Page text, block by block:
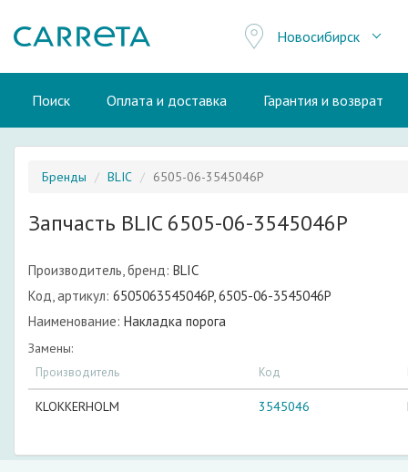
Новосибирск
Поиск Оплата и доставка Гарантия и возврат
Бренды BLIC 6505-06-3545046P
Запчасть BLIC 6505-06-3545046P
Производитель, бренд: BLIC
Код, артикул: 6505063545046P, 6505-06-3545046P
Наименование: Накладка порога
Замены:
Производитель Код
KLOKKERHOLM 3545046